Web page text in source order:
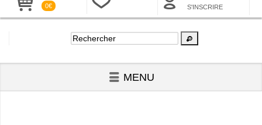
0€
S'INSCRIRE
MENU